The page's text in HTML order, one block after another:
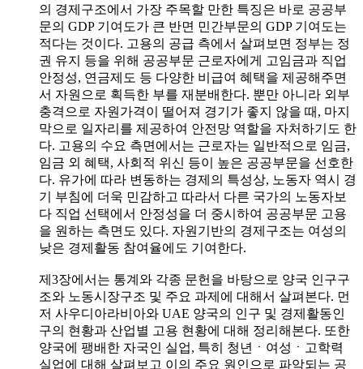
의 경제구조에서 가장 주목할 만한 특징은 바로 공공부
문의 GDP 기여도가 큰 반면 민간부문의 GDP 기여도는
적다는 것이다. 고용의 공급 측에서 살펴보면 정부는 정
권 유지 등을 위해 공공부문 근로자에게 고임금과 직업
안정성, 연금제도 등 다양한 비급여 혜택을 제공해주면
서 자원으로 획득한 부를 재분배한다. 뿐만 아니라 외부
충격으로 자원가격이 떨어져 경기가 좋지 않을 때, 마지
막으로 일자리를 제공하여 안전망 역할을 자처하기도 한
다. 고용의 수요 측면에서는 근로자는 일반적으로 임금,
임금 외 혜택, 사회적 위신 등이 높은 공공부문을 선호한
다. 유가에 따라 변동하는 경제의 특성상, 노동자 역시 경
기 부침에 더욱 민감하고 따라서 다른 국가의 노동자보
다 직업 선택에서 안정성을 더 중시하여 공공부문 고용
을 원하는 측면도 있다. 자원기반의 경제구조는 여성의
낮은 경제활동 참여율에도 기여한다.
제3장에서는 통계와 각종 문헌을 바탕으로 양국 인구구
조와 노동시장구조 및 주요 과제에 대해서 살펴본다. 먼
저 사우디아라비아와 UAE 양국의 인구 및 경제활동인
구의 현황과 산업별 고용 현황에 대해 정리해본다. 또한
양국에 팽배한 자국인 실업, 특히 청년ㆍ여성ㆍ고학력
실업에 대해 살펴보고 이의 주요 원인으로 파악되는 공